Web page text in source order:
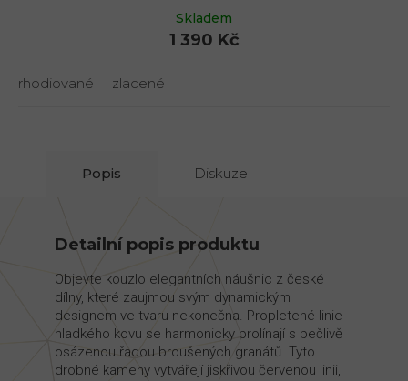
Skladem
1 390 Kč
rhodiované zlacené
Popis Diskuze
Detailní popis produktu
Objevte kouzlo elegantních náušnic z české
dílny, které zaujmou svým dynamickým
designem ve tvaru nekonečna. Propletené linie
hladkého kovu se harmonicky prolínají s pečlivě
osázenou řadou broušených granátů. Tyto
drobné kameny vytvářejí jiskřivou červenou linii,